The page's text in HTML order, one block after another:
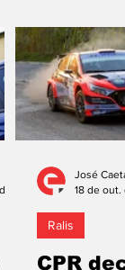
CPR
Ralis
José
18 de